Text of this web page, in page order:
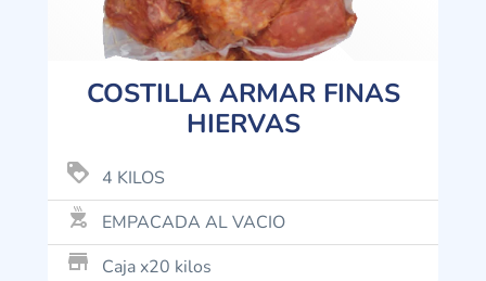
COSTILLA ARMAR FINAS
HIERVAS
loyalty 4 KILOS
outdoor_grill EMPACADA AL VACIO
store_mall_directory Caja x20 kilos